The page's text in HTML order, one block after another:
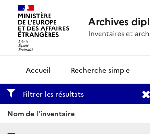
Archives diplomatiquesRecherche simple
Filtrer les résultats
Nom de l'inventaire